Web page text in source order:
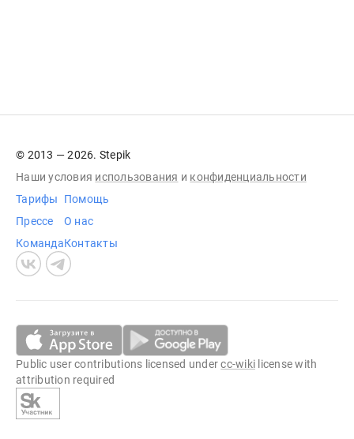
© 2013 — 2026. Stepik
Наши условия использования и конфиденциальности
Тарифы
Прессе
Команда
Помощь
О нас
Контакты
Public user contributions licensed undercc-wiki license with
attribution required